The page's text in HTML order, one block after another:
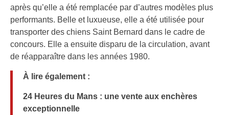
après qu’elle a été remplacée par d’autres modèles plus
performants. Belle et luxueuse, elle a été utilisée pour
transporter des chiens Saint Bernard dans le cadre de
concours. Elle a ensuite disparu de la circulation, avant
de réapparaître dans les années 1980.
À lire également :
24 Heures du Mans : une vente aux enchères
exceptionnelle